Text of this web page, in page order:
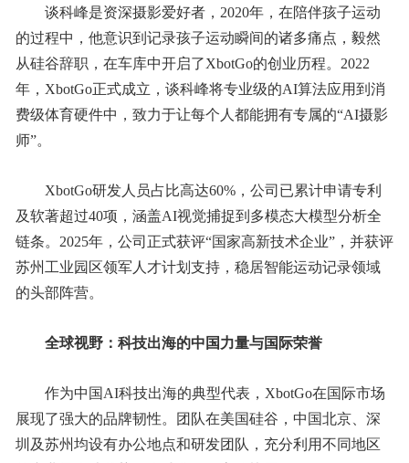
谈科峰是资深摄影爱好者，2020年，在陪伴孩子运动
的过程中，他意识到记录孩子运动瞬间的诸多痛点，毅然
从硅谷辞职，在车库中开启了XbotGo的创业历程。2022
年，XbotGo正式成立，谈科峰将专业级的AI算法应用到消
费级体育硬件中，致力于让每个人都能拥有专属的“AI摄影
师”。
XbotGo研发人员占比高达60%，公司已累计申请专利
及软著超过40项，涵盖AI视觉捕捉到多模态大模型分析全
链条。2025年，公司正式获评“国家高新技术企业”，并获评
苏州工业园区领军人才计划支持，稳居智能运动记录领域
的头部阵营。
全球视野： 科技出海的中国力量与国际荣誉
作为中国AI科技出海的典型代表，XbotGo在国际市场
展现了强大的品牌韧性。团队在美国硅谷，中国北京、深
圳及苏州均设有办公地点和研发团队，充分利用不同地区